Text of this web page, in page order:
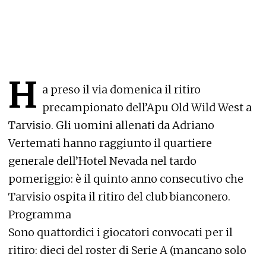
H a preso il via domenica il ritiro
precampionato dell’Apu Old Wild West a
Tarvisio. Gli uomini allenati da Adriano
Vertemati hanno raggiunto il quartiere
generale dell’Hotel Nevada nel tardo
pomeriggio: è il quinto anno consecutivo che
Tarvisio ospita il ritiro del club bianconero.
Programma
Sono quattordici i giocatori convocati per il
ritiro: dieci del roster di Serie A (mancano solo